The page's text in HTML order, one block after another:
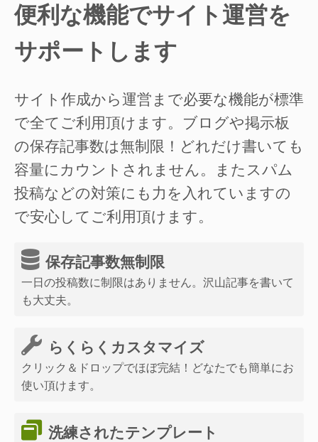
便利な機能でサイト運営を
サポートします
サイト作成から運営まで必要な機能が標準
で全てご利用頂けます。ブログや掲示板
の保存記事数は無制限！どれだけ書いても
容量にカウントされません。またスパム
投稿などの対策にも力を入れていますの
で安心してご利用頂けます。
保存記事数無制限
一日の投稿数に制限はありません。沢山記事を書いて
も大丈夫。
らくらくカスタマイズ
クリック＆ドロップでほぼ完結！どなたでも簡単にお
使い頂けます。
洗練されたテンプレート